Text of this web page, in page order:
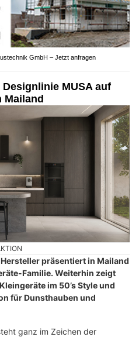
GmbH – Jetzt anfragen
MUSA auf
Mailand
präsentiert in Mailand
Familie. Weiterhin zeigt
im 50’s Style und
für Dunsthauben und
ganz im Zeichen der